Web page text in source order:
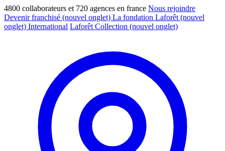
4800 collaborateurs et 720 agences en france Nous rejoindre
Devenir franchisé (nouvel onglet) La fondation Laforêt (nouvel
onglet) International Laforêt Collection (nouvel onglet)